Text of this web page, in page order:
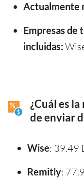
Actualmente
Empresas de
incluidas:
¿Cuál es
de enviar
Wise: 39.49
Remitly: